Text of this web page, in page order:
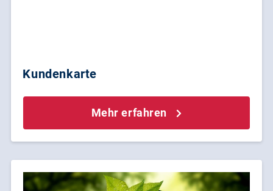
Kundenkarte
Mehr erfahren